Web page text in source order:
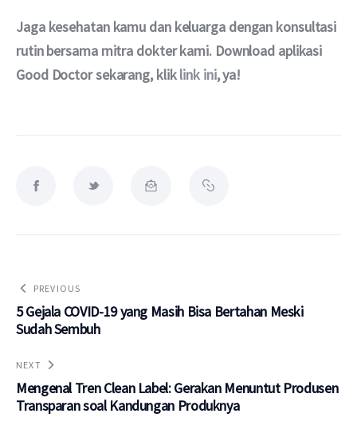
Jaga kesehatan kamu dan keluarga dengan konsultasi
rutin bersama mitra dokter kami. Download aplikasi
Good Doctor sekarang, klik link ini, ya!
PREVIOUS
5 Gejala COVID-19 yang Masih Bisa Bertahan Meski
Sudah Sembuh
NEXT
Mengenal Tren Clean Label: Gerakan Menuntut Produsen
Transparan soal Kandungan Produknya